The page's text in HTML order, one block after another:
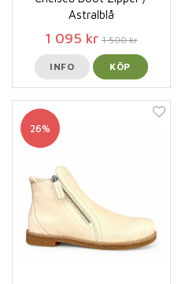
Astralblå
1 095 kr 1 500 kr
INFO KÖP
26%